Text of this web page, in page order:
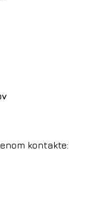
kontakte: